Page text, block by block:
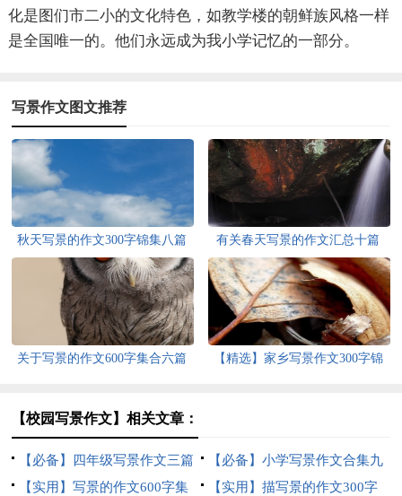
化是图们市二小的文化特色，如教学楼的朝鲜族风格一样
是全国唯一的。他们永远成为我小学记忆的一部分。
写景作文图文推荐
秋天写景的作文300字锦集八篇 有关春天写景的作文汇总十篇
关于写景的作文600字集合六篇
【精选】家乡写景作文300字锦
【校园写景作文】相关文章：
【必备】四年级写景作文三篇
【必备】小学写景作文合集九
篇
【实用】写景的作文600字集 【实用】描写景的作文300字